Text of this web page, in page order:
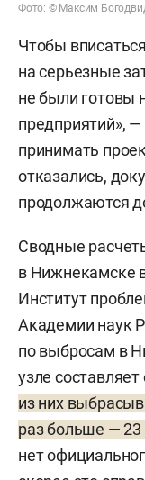
Фото: © Максим
Чтобы
на серьезные
не были готовы
предприятий»,
принимать
отказались,
продолжаются
Сводные
в Нижнекамске
Институт
Академии наук
по выбросам в
узле
из них
раз больше — 23
нет